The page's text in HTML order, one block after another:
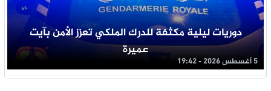
دوريات ليلية مكثفة للدرك الملكي تعزز الأمن بآيت
عميرة
5 أغسطس 2026 - 19:42